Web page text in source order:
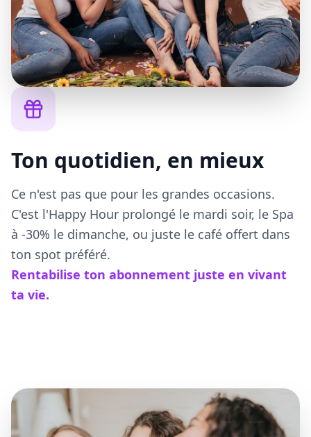
Ton quotidien, en mieux
Ce n'est pas que pour les grandes occasions.
C'est l'Happy Hour prolongé le mardi soir, le Spa
à -30% le dimanche, ou juste le café offert dans
ton spot préféré.
Rentabilise ton abonnement juste en vivant
ta vie.